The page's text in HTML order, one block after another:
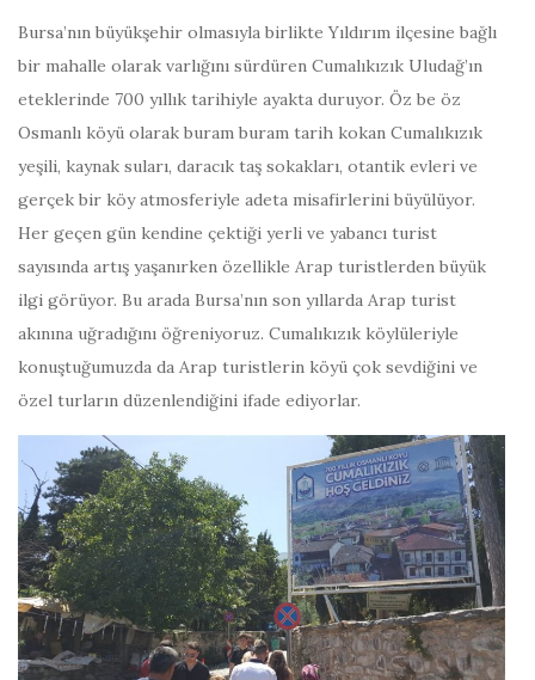
Bursa’nın büyükşehir olmasıyla birlikte Yıldırım ilçesine bağlı
bir mahalle olarak varlığını sürdüren Cumalıkızık Uludağ’ın
eteklerinde 700 yıllık tarihiyle ayakta duruyor. Öz be öz
Osmanlı köyü olarak buram buram tarih kokan Cumalıkızık
yeşili, kaynak suları, daracık taş sokakları, otantik evleri ve
gerçek bir köy atmosferiyle adeta misafirlerini büyülüyor.
Her geçen gün kendine çektiği yerli ve yabancı turist
sayısında artış yaşanırken özellikle Arap turistlerden büyük
ilgi görüyor. Bu arada Bursa’nın son yıllarda Arap turist
akınına uğradığını öğreniyoruz. Cumalıkızık köylüleriyle
konuştuğumuzda da Arap turistlerin köyü çok sevdiğini ve
özel turların düzenlendiğini ifade ediyorlar.